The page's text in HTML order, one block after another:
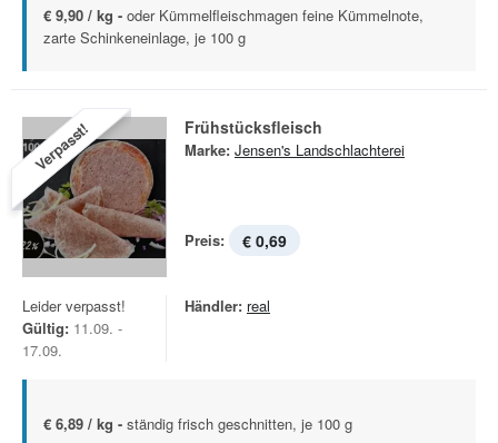
€ 9,90 / kg - oder Kümmelfleischmagen feine Kümmelnote,
zarte Schinkeneinlage, je 100 g
Verpasst! Frühstücksfleisch
Marke: Jensen's Landschlachterei
Preis: € 0,69
Leider verpasst!
Gültig: 11.09. -
17.09.
Händler: real
€ 6,89 / kg - ständig frisch geschnitten, je 100 g